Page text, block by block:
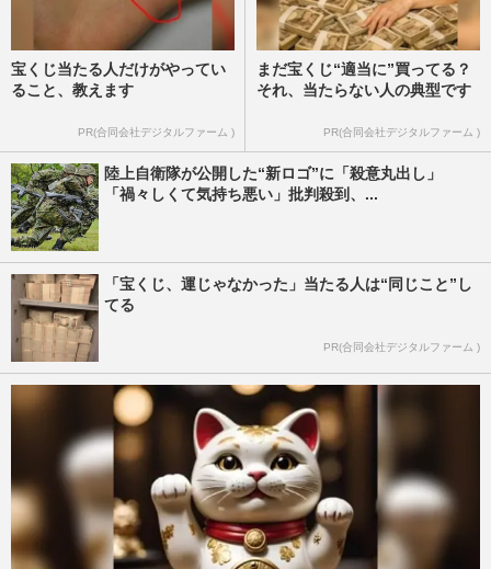
宝くじ当たる人だけがやってい
ること、教えます
PR(合同会社デジタルファーム )
まだ宝くじ“適当に”買ってる？
それ、当たらない人の典型です
PR(合同会社デジタルファーム )
陸上自衛隊が公開した“新ロゴ”に「殺意丸出し」
「禍々しくて気持ち悪い」批判殺到、...
「宝くじ、運じゃなかった」当たる人は“同じこと”し
てる
PR(合同会社デジタルファーム )